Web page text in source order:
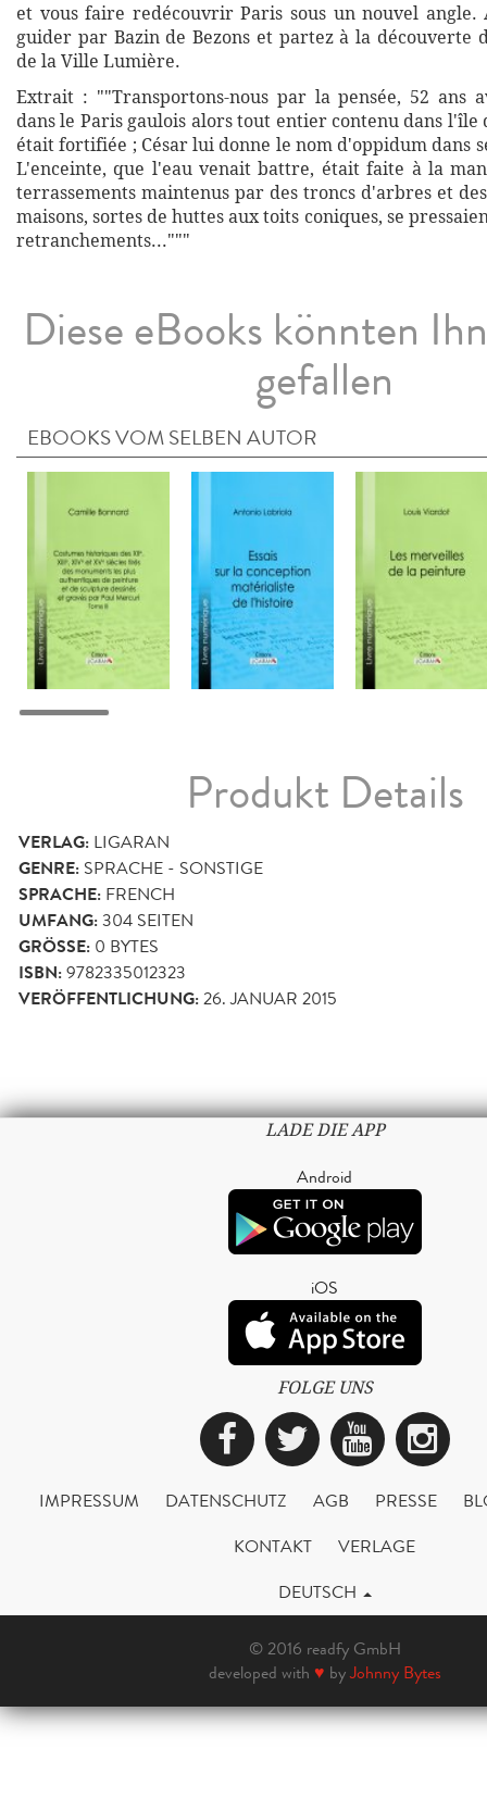
et vous faire redécouvrir Paris sous un nouvel angle.
guider par Bazin de Bezons et partez à la découverte
de la Ville Lumière.
Extrait : ""Transportons-nous par la pensée, 52 ans
dans le Paris gaulois alors tout entier contenu dans l'île
était fortifiée ; César lui donne le nom d'oppidum dans
L'enceinte, que l'eau venait battre, était faite à la
terrassements maintenus par des troncs d'arbres et
maisons, sortes de huttes aux toits coniques, se
retranchements..."""
Diese eBooks könnten
gefallen
EBOOKS VOM SELBEN AUTOR
Produkt Details
VERLAG: LIGARAN
GENRE: SPRACHE - SONSTIGE
SPRACHE: FRENCH
UMFANG:304 SEITEN
GRÖSSE: 0 BYTES
ISBN:9782335012323
VERÖFFENTLICHUNG:26. JANUAR 2015
LADE DIE APP
Android
iOS
FOLGE UNS
Facebook
Twitter
IMPRESSUM DATENSCHUTZ AGB PRESSE
KONTAKT
VERLAGE
DEUTSCH
© 2016 readfy GmbH
developed with ♥ byJohnny Bytes